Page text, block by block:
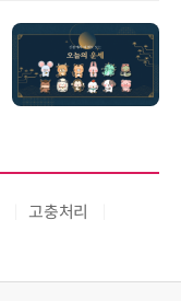
고충처리